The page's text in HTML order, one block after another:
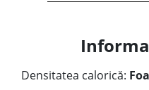
Densitatea calorică: